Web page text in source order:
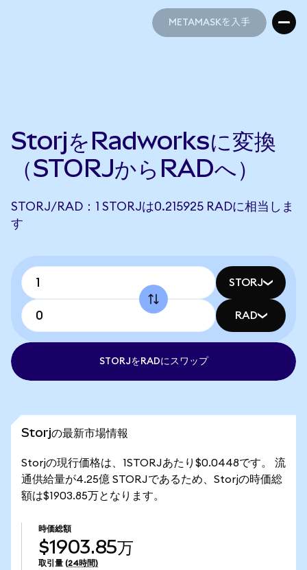
METAMASKを入手
StorjをRadworksに変換
（STORJからRADへ）
STORJ/RAD：1 STORJは0.215925 RADに相当しま
す
STORJ
RAD
STORJをRADにスワップ
Storjの最新市場情報
Storjの現行価格は、1STORJあたり$0.0448です。 流
通供給量が4.25億 STORJであるため、Storjの時価総
額は$1903.85万となります。
時価総額
$1903.85万
取引量 (24時間)